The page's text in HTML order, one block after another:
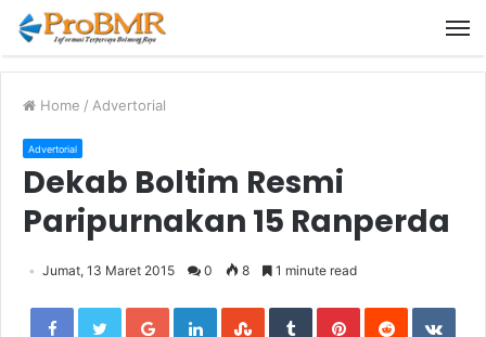
Home / Advertorial
Advertorial
Dekab Boltim Resmi
Paripurnakan 15 Ranperda
Jumat, 13 Maret 2015 0 8 1 minute read
FacebookTwitterGoogle+LinkedInStumbleUpon
TumblrPinterestReddit